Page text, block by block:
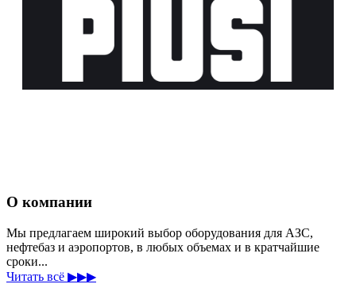
О компании
Мы предлагаем широкий выбор оборудования для АЗС,
нефтебаз и аэропортов, в любых объемах и в кратчайшие
сроки...
Читать всё ▶▶▶